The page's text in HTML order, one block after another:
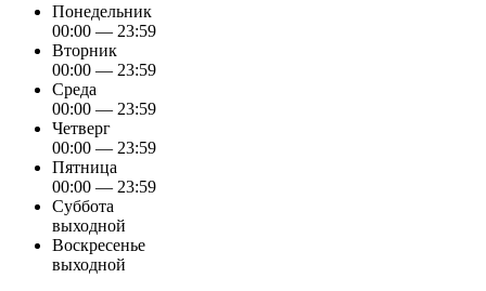
Понедельник
00:00 — 23:59
Вторник
00:00 — 23:59
Среда
00:00 — 23:59
Четверг
00:00 — 23:59
Пятница
00:00 — 23:59
Суббота
выходной
Воскресенье
выходной